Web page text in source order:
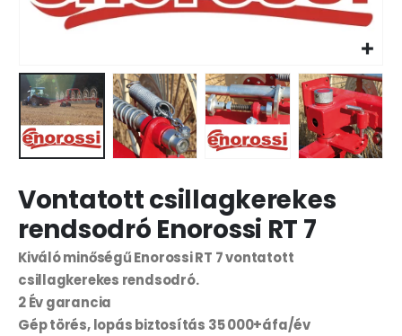
Vontatott csillagkerekes
rendsodró Enorossi RT 7
Kiváló minőségű Enorossi RT 7 vontatott
csillagkerekes rendsodró.
2 Év garancia
Gép törés, lopás biztosítás 35 000+áfa/év